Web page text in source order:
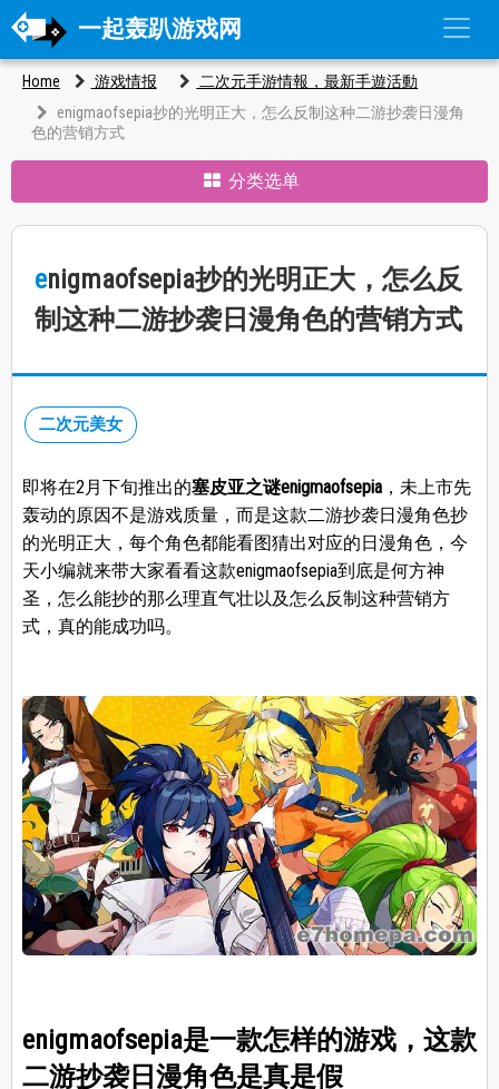
一起轰趴游戏网
Home 游戏情报
二次元手游情報，最新手遊活動
enigmaofsepia抄的光明正大，怎么反制这种二游抄袭日漫角
色的营销方式
分类选单
enigmaofsepia抄的光明正大，怎么反
制这种二游抄袭日漫角色的营销方式
二次元美女
即将在2月下旬推出的塞皮亚之谜enigmaofsepia，未上市先
轰动的原因不是游戏质量，而是这款二游抄袭日漫角色抄
的光明正大，每个角色都能看图猜出对应的日漫角色，今
天小编就来带大家看看这款enigmaofsepia到底是何方神
圣，怎么能抄的那么理直气壮以及怎么反制这种营销方
式，真的能成功吗。
enigmaofsepia是一款怎样的游戏，这款
二游抄袭日漫角色是真是假